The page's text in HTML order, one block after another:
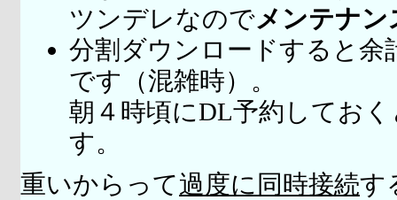
ツンデレなのでメンテナ
分割ダウンロードすると余
です（混雑時）。
朝４時頃にDL予約してお
す。
重いからって過度に同時接続す